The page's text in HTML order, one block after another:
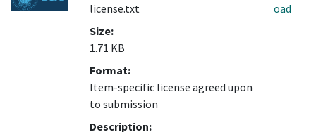
license.txt
Size:
1.71 KB
Format:
Item-specific license agreed upon
to submission
Description:
oad